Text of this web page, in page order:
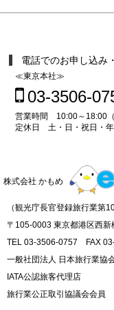
電話でのお申し込み
≪東京本社≫
03-3506-
営業時間 10:00～18:00（
定休日 土・日・祝日・
株式会社 かもめ
（観光庁長官登録旅行業第
〒105-0003 東京都港区西
TEL 03-3506-0757 FAX
一般社団法人 日本旅行業協
IATA公認旅客代理店
旅行業公正取引協議会会員